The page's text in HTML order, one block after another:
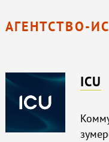
АГЕНТСТВО-
ICU